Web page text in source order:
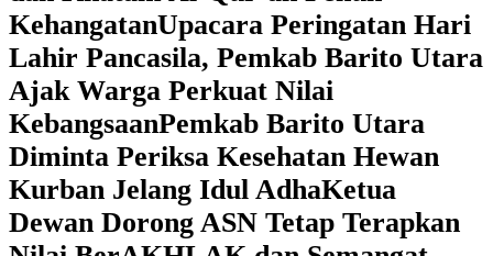
KehangatanUpacara Peringatan Hari
Lahir Pancasila, Pemkab Barito Utara
Ajak Warga Perkuat Nilai
KebangsaanPemkab Barito Utara
Diminta Periksa Kesehatan Hewan
Kurban Jelang Idul AdhaKetua
Dewan Dorong ASN Tetap Terapkan